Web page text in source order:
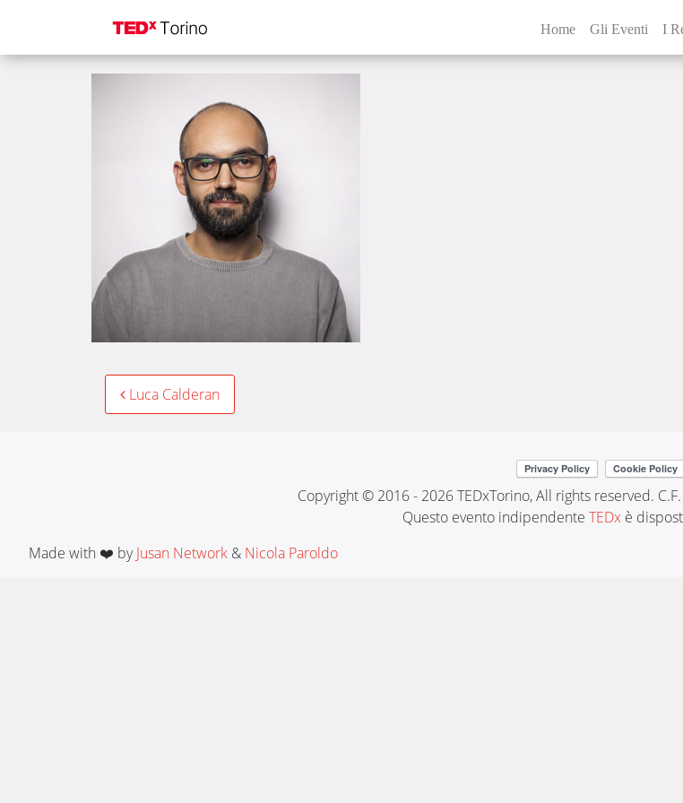
Home Gli Eventi I
NicolaParoldo_9751
Post
Luca Calderan
Copyright © 2016 - 2026 TEDxTorino, All rights reserved.
Questo evento indipendente TEDx è
Made with ❤️ byJusan Network & Nicola Paroldo